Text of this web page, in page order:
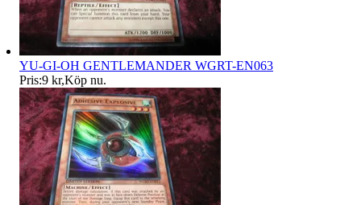
YU-GI-OH GENTLEMANDER WGRT-EN063
Pris:9 kr,Köp nu.